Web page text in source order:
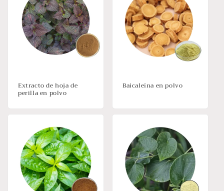
Extracto de hoja de
perilla en polvo
Baicaleína en polvo